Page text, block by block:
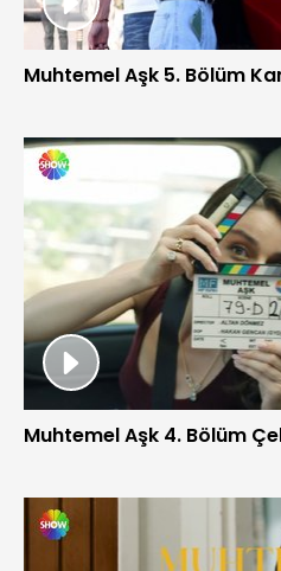
Muhtemel Aşk 5. Bölüm
Muhtemel Aşk 4. Bölüm